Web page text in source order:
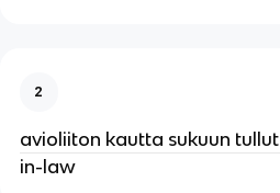
2
avioliiton kautta sukuun tullut
in-law